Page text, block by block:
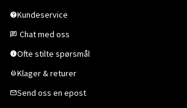
Kundeservice
Chat med oss
Ofte stilte spørsmål
Klager & returer
Send oss en epost